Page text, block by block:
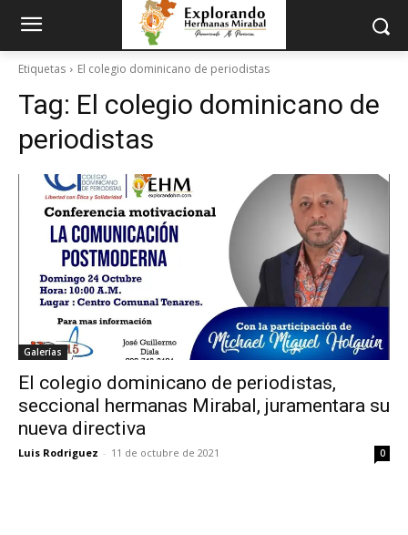
Etiquetas El colegio dominicano de periodistas
Tag: El colegio dominicano de
periodistas
Galerías
El colegio dominicano de periodistas,
seccional hermanas Mirabal, juramentara su
nueva directiva
Luis Rodriguez - 11 de octubre de 2021 0